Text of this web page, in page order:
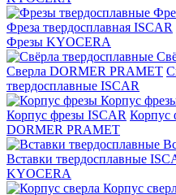
Фреза твердосплавная ISCAR
Фрезы KYOCERA
Сверла DORMER PRAMET
твердосплавные ISCAR
Корпус
Корпус фрезы ISCAR Корпус
DORMER PRAMET
Вставки твердосплавные
KYOCERA
Корпус